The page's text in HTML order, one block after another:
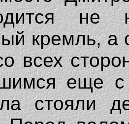
не
кремль, а
всех
еще
стояли